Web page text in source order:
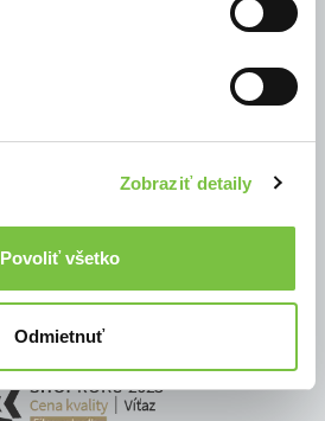
Zobraziť detaily
Povoliť všetko
Odmietnuť